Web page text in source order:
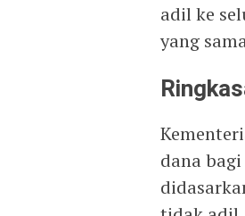
adil ke
yang
dana